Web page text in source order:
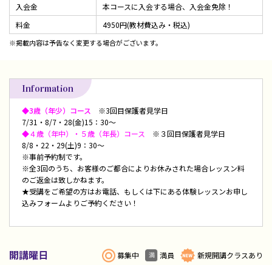
入会金
本コースに入会する場合、入会金免除！
料金
4950円(教材費込み・税込)
※掲載内容は予告なく変更する場合がございます。
Information
◆3歳（年少）コース
※3回目保護者見学日
7/31・8/7・28(金)15：30～
◆４歳（年中）・５歳（年長）コース
※３回目保護者見学日
8/8・22・29(土)9：30～
※事前予約制です。
※全3回のうち、お客様のご都合によりお休みされた場合レッスン料
のご返金は致しかねます。
★受講をご希望の方はお電話、もしくは下にある体験レッスンお申し
込みフォームよりご予約ください！
開講曜日 募集中 満員 新規開講クラスあり